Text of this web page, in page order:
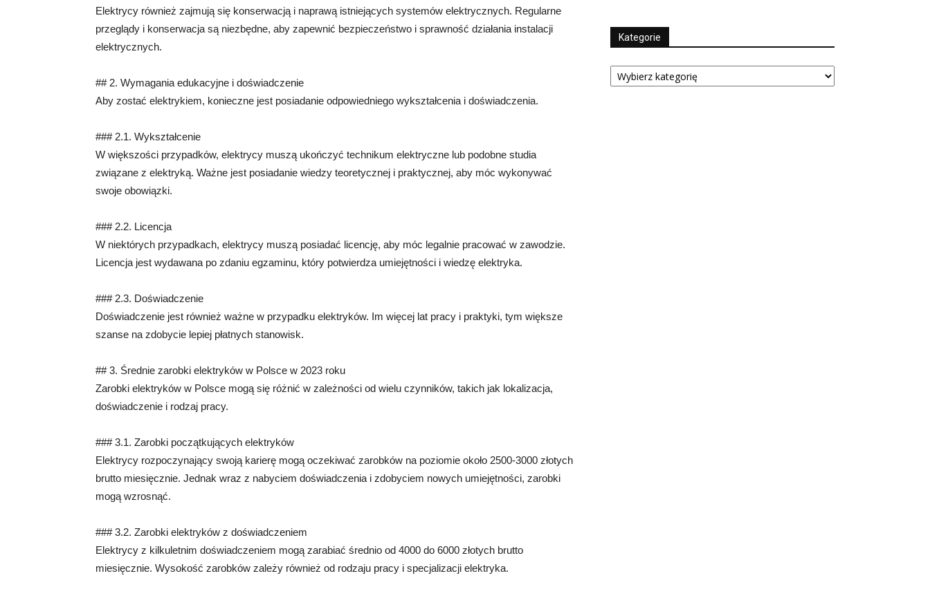
Elektrycy również zajmują się konserwacją i naprawą istniejących systemów elektrycznych. Regularne
przeglądy i konserwacja są niezbędne, aby zapewnić bezpieczeństwo i sprawność działania instalacji
elektrycznych.
## 2. Wymagania edukacyjne i doświadczenie
Aby zostać elektrykiem, konieczne jest posiadanie odpowiedniego wykształcenia i doświadczenia.
### 2.1. Wykształcenie
W większości przypadków, elektrycy muszą ukończyć technikum elektryczne lub podobne studia
związane z elektryką. Ważne jest posiadanie wiedzy teoretycznej i praktycznej, aby móc wykonywać
swoje obowiązki.
### 2.2. Licencja
W niektórych przypadkach, elektrycy muszą posiadać licencję, aby móc legalnie pracować w zawodzie.
Licencja jest wydawana po zdaniu egzaminu, który potwierdza umiejętności i wiedzę elektryka.
### 2.3. Doświadczenie
Doświadczenie jest również ważne w przypadku elektryków. Im więcej lat pracy i praktyki, tym większe
szanse na zdobycie lepiej płatnych stanowisk.
## 3. Średnie zarobki elektryków w Polsce w 2023 roku
Zarobki elektryków w Polsce mogą się różnić w zależności od wielu czynników, takich jak lokalizacja,
doświadczenie i rodzaj pracy.
### 3.1. Zarobki początkujących elektryków
Elektrycy rozpoczynający swoją karierę mogą oczekiwać zarobków na poziomie około 2500-3000 złotych
brutto miesięcznie. Jednak wraz z nabyciem doświadczenia i zdobyciem nowych umiejętności, zarobki
mogą wzrosnąć.
### 3.2. Zarobki elektryków z doświadczeniem
Elektrycy z kilkuletnim doświadczeniem mogą zarabiać średnio od 4000 do 6000 złotych brutto
miesięcznie. Wysokość zarobków zależy również od rodzaju pracy i specjalizacji elektryka.
Kategorie
Kategorie